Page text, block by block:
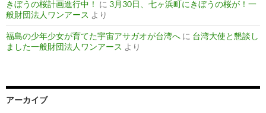
きぼうの桜計画進行中！ に 3月30日、七ヶ浜町にきぼうの桜が！一
般財団法人ワンアース より
福島の少年少女が育てた宇宙アサガオが台湾へ に 台湾大使と懇談し
ました一般財団法人ワンアース より
アーカイブ